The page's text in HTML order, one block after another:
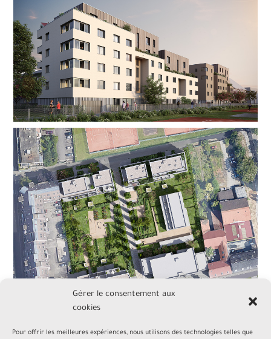
Gérer le consentement aux
cookies
Pour offrir les meilleures expériences, nous utilisons des technologies telles que